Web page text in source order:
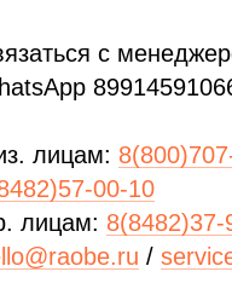
с
лицам:
00-10
лицам: 8(8482)37-
/